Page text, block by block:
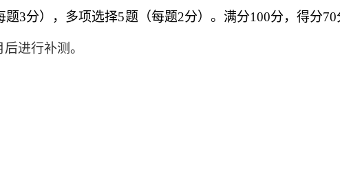
3分），多项选择5题（每题2分）。满分100分，得分70
进行补测。